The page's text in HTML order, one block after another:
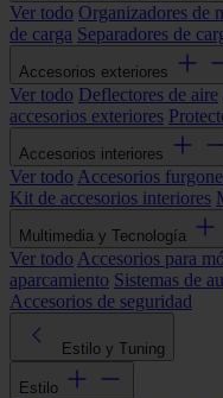
Ver todo Organizadores de
de carga Separadores de
Accesorios exteriores
Ver todo Deflectores de aire
accesorios exteriores
Accesorios interiores
Ver todo Accesorios
Kit de accesorios interiores
Multimedia y Tecnología
Ver todo Accesorios para
aparcamiento Sistemas de
Accesorios de seguridad
Estilo y Tuning
Estilo